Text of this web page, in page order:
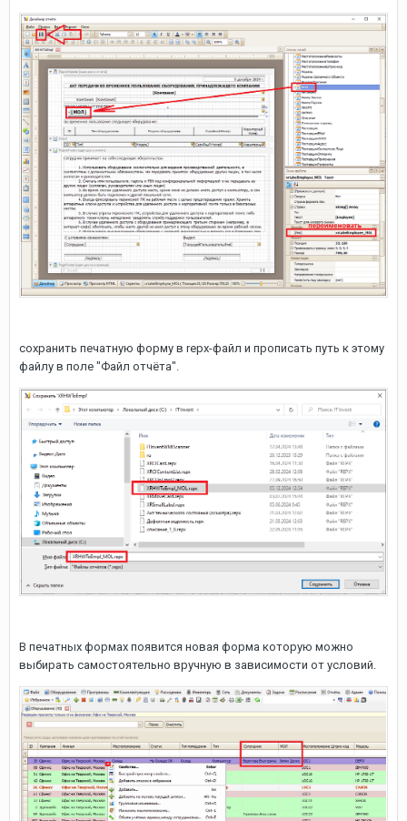
сохранить печатную форму в repx-файл и прописать путь к этому
файлу в поле "Файл отчёта".
В печатных формах появится новая форма которую можно
выбирать самостоятельно вручную в зависимости от условий.